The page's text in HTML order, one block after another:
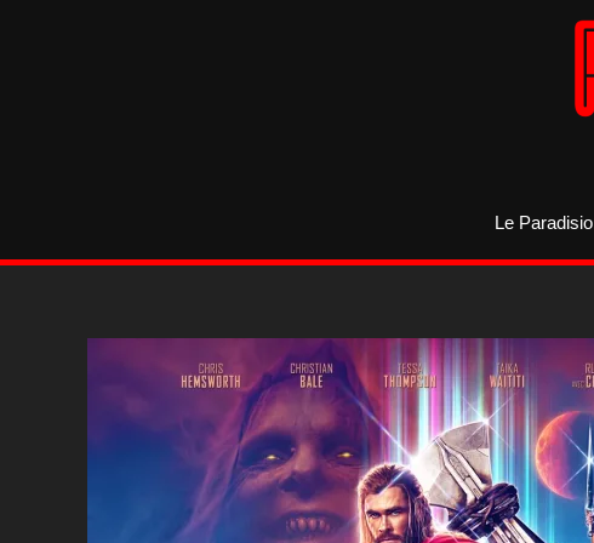
Le Paradisio